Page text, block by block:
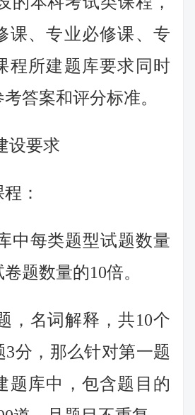
课、专业必修课、专
程所建题库要求同时
考答案和评分标准。
设要求
：
中每类题型试题数量
题数量的10倍。
，名词解释，共10个
3分，那么针对第一题
题库中，包含题目的